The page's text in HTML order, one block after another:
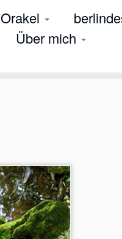
Orakel
Über mich